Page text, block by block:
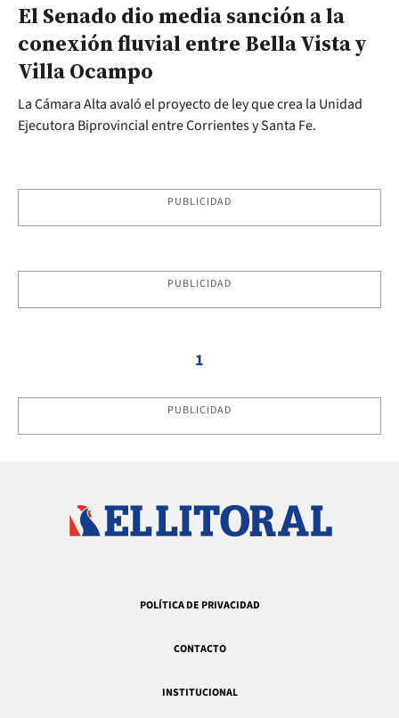
El Senado dio media sanción a la
conexión fluvial entre Bella Vista y
Villa Ocampo
La Cámara Alta avaló el proyecto de ley que crea la Unidad
Ejecutora Biprovincial entre Corrientes y Santa Fe.
PUBLICIDAD
PUBLICIDAD
1
PUBLICIDAD
POLÍTICA DE PRIVACIDAD
CONTACTO
INSTITUCIONAL